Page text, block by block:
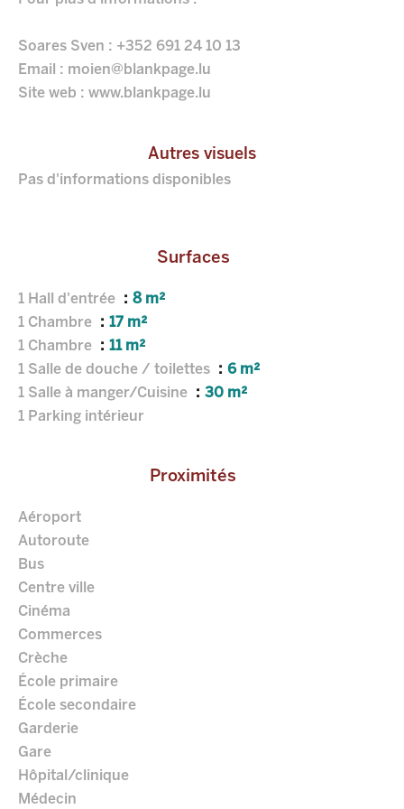
Soares Sven : +352 691 24 10 13
Email : moien@blankpage.lu
Site web : www.blankpage.lu
Autres visuels
Pas d'informations disponibles
Surfaces
1 Hall d'entrée
8 m²
1 Chambre
17 m²
1 Chambre
11 m²
1 Salle de douche / toilettes
6 m²
1 Salle à manger/Cuisine
30 m²
1 Parking intérieur
Proximités
Aéroport
Autoroute
Bus
Centre ville
Cinéma
Commerces
Crèche
École primaire
École secondaire
Garderie
Gare
Hôpital/clinique
Médecin